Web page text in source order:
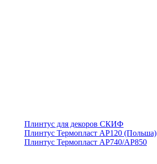
Плинтус для декоров СКИФ
Плинтус Термопласт АР120 (Польша)
Плинтус Термопласт АР740/АР850